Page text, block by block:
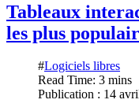
Tableaux
les plus
#Logiciels libres
Read Time: 3 mins
Publication : 14